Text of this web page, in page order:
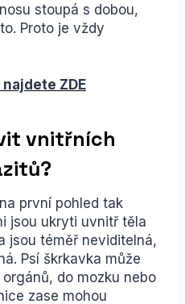
stoupá s dobou,
Proto je vždy
ZDE
vnitřních
první pohled tak
jsou ukryti uvnitř těla
jsou téměř neviditelná,
Psí škrkavka může
do mozku nebo
zase mohou